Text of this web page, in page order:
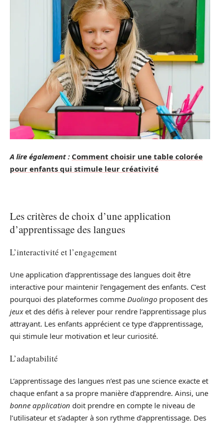
A lire également : Comment choisir une table colorée
pour enfants qui stimule leur créativité
Les critères de choix d’une application
d’apprentissage des langues
L’interactivité et l’engagement
Une application d’apprentissage des langues doit être
interactive pour maintenir l’engagement des enfants. C’est
pourquoi des plateformes comme Duolingo proposent des
jeuxet des défis à relever pour rendre l’apprentissage plus
attrayant. Les enfants apprécient ce type d’apprentissage,
qui stimule leur motivation et leur curiosité.
L’adaptabilité
L’apprentissage des langues n’est pas une science exacte et
chaque enfant a sa propre manière d’apprendre. Ainsi, une
bonne application doit prendre en compte le niveau de
l’utilisateur et s’adapter à son rythme d’apprentissage. Des